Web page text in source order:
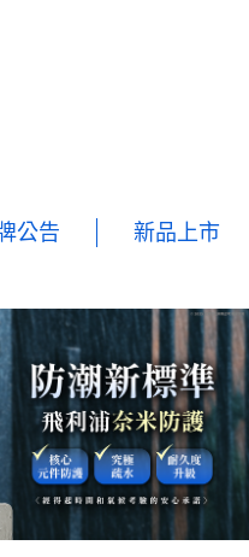
公告 新品上市